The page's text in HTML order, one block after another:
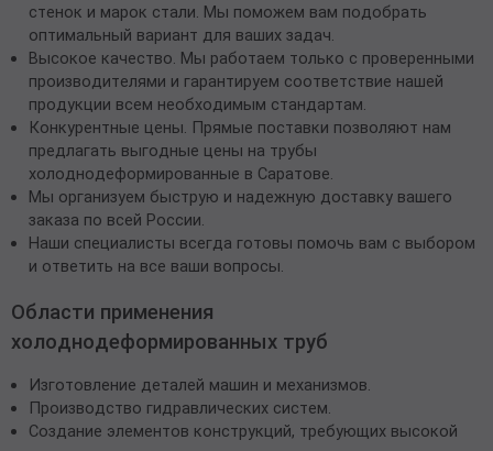
стенок и марок стали. Мы поможем вам подобрать
оптимальный вариант для ваших задач.
Высокое качество. Мы работаем только с проверенными
производителями и гарантируем соответствие нашей
продукции всем необходимым стандартам.
Конкурентные цены. Прямые поставки позволяют нам
предлагать выгодные цены на трубы
холоднодеформированные в Саратове.
Мы организуем быструю и надежную доставку вашего
заказа по всей России.
Наши специалисты всегда готовы помочь вам с выбором
и ответить на все ваши вопросы.
Области применения
холоднодеформированных труб
Изготовление деталей машин и механизмов.
Производство гидравлических систем.
Создание элементов конструкций, требующих высокой